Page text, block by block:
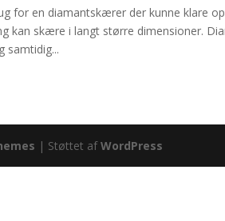
for en diamantskærer der kunne klare
kan skære i langt større dimensioner.
samtidig...
| Støttet afWordPress